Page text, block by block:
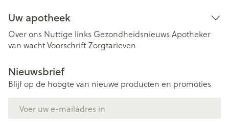
Uw apotheek
Over ons Nuttige links Gezondheidsnieuws Apotheker
van wachtVoorschriftZorgtarieven
Nieuwsbrief
Blijf op de hoogte van nieuwe producten en promoties